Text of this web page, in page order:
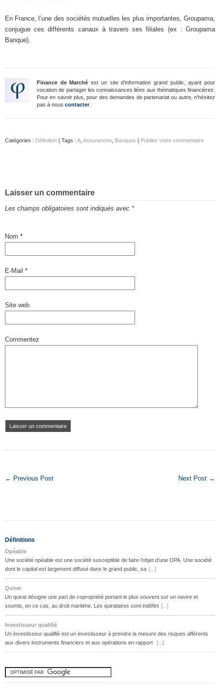
En France, l’une des sociétés mutuelles les plus importantes, Groupama,
conjugue ces différents canaux à travers ses filiales (ex : Groupama
Banque).
Finance de Marché est un site d’information grand public, ayant pour
vocation de partager les connaissances liées aux thématiques financières.
Pour en savoir plus, pour des demandes de partenariat ou autre, n'hésitez
pas à nous contacter.
Catégories : Définition | Tags : A Assurances Banques | Publiez votre commentaire
Laisser un commentaire
Les champs obligatoires sont indiqués avec *
Nom *
E-Mail *
Site web
Commentez
← Previous Post Next Post →
Définitions
Opéable
Une société opéable est une société susceptible de faire l’objet d’une OPA. Une société
dont le capital est largement diffusé dans le grand public, sa [...]
Quirat
Un quirat désigne une part de copropriété portant le plus souvent sur un navire et
soumis, en ce cas, au droit maritime. Les quirataires sont indéfini [...]
Investisseur qualifié
Un investisseur qualifié est un investisseur à prendre la mesure des risques afférents
aux divers instruments financiers et aux opérations en rapport
[...]